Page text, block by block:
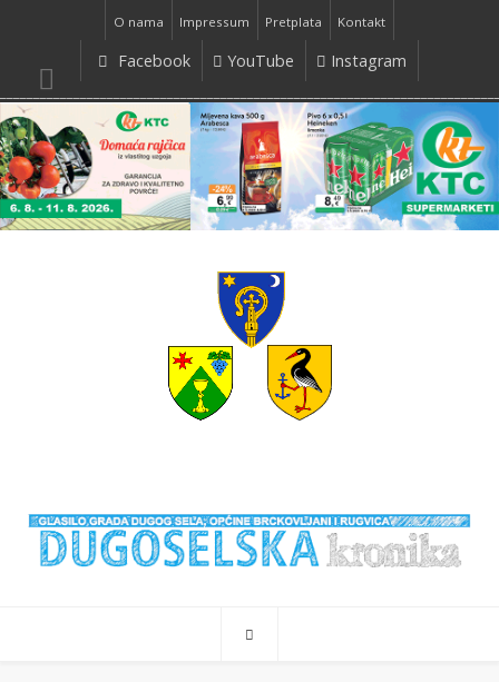
O nama Impressum Pretplata Kontakt
Facebook YouTube Instagram